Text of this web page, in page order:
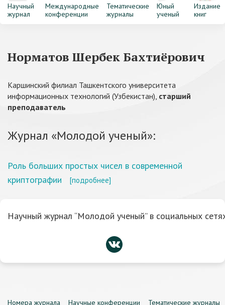
Научный
журнал
Международные
конференции
Тематические
журналы
Юный
ученый
Издание
книг
Норматов Шербек Бахтиёрович
Каршинский филиал Ташкентского университета
информационных технологий (Узбекистан), старший
преподаватель
Журнал «Молодой ученый»:
Роль больших простых чисел в современной
криптографии
[подробнее]
Научный журнал “Молодой ученый” в социальных
Номера журнала Научные конференции Тематические журналы